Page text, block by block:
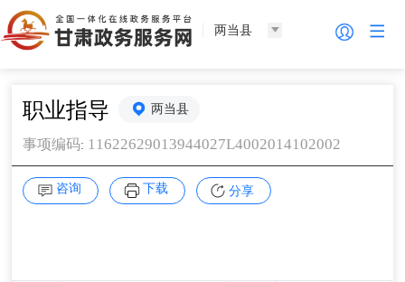
两当县
职业指导 两当县
事项编码: 11622629013944027L4002014102002
咨询 下载 分享